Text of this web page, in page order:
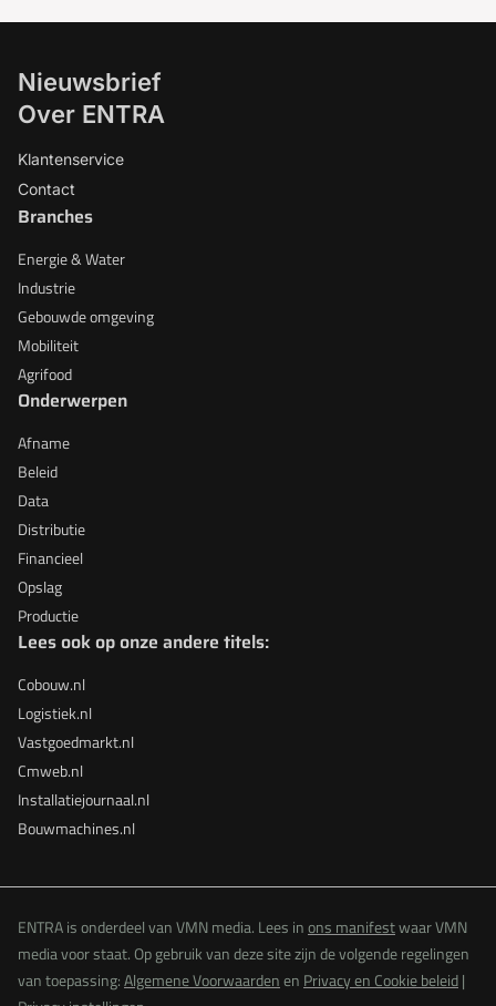
Nieuwsbrief
Over ENTRA
Klantenservice
Contact
Branches
Energie & Water
Industrie
Gebouwde omgeving
Mobiliteit
Agrifood
Onderwerpen
Afname
Beleid
Data
Distributie
Financieel
Opslag
Productie
Lees ook op onze andere titels:
Cobouw.nl
Logistiek.nl
Vastgoedmarkt.nl
Cmweb.nl
Installatiejournaal.nl
Bouwmachines.nl
ENTRA is onderdeel van VMN media. Lees inons manifestwaar VMN
media voor staat. Op gebruik van deze site zijn de volgende regelingen
van toepassing:Algemene Voorwaardenen Privacy en Cookie beleid|